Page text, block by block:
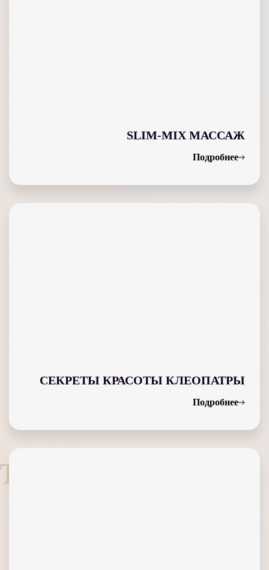
T
SLIM-MIX МАССАЖ
Подробнее
СЕКРЕТЫ КРАСОТЫ КЛЕОПАТРЫ
Подробнее